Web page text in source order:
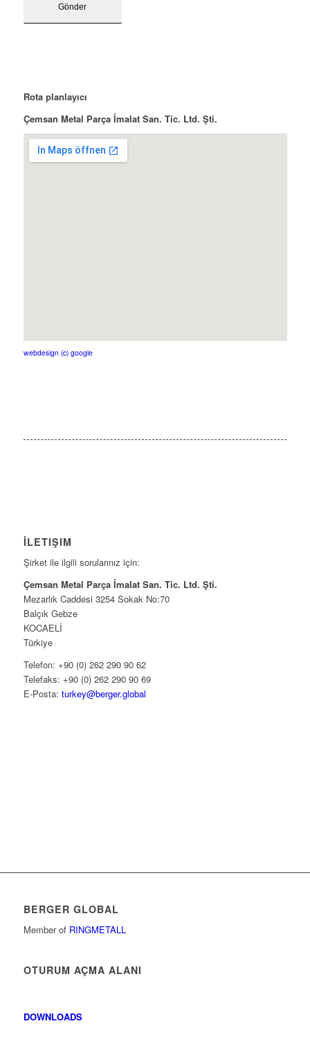
Rota planlayıcı
Çemsan Metal Parça İmalat San. Tic. Ltd. Şti.
webdesign (c) google
İLETIŞIM
Şirket ile ilgili sorularınız için:
Çemsan Metal Parça İmalat San. Tic. Ltd. Şti.
Mezarlık Caddesi 3254 Sokak No:70
Balçık Gebze
KOCAELİ
Türkiye
Telefon: +90 (0) 262 290 90 62
Telefaks: +90 (0) 262 290 90 69
E-Posta: turkey@berger.global
BERGER GLOBAL
Member of RINGMETALL
OTURUM AÇMA ALANI
DOWNLOADS